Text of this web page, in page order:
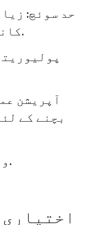
حد سوئچ:
کانٹا کم کرنے سے بچنے کے ل.
آپریشن
بچنے کے
وولٹیج کم تحفظ کی تقریب.